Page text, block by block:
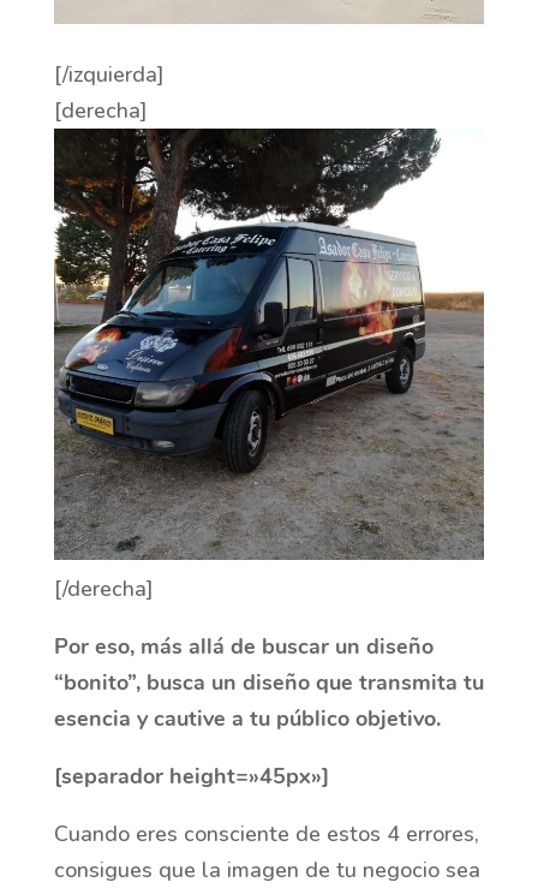
[/izquierda]
[derecha]
[/derecha]
Por eso, más allá de buscar un diseño
“bonito”, busca un diseño que transmita tu
esencia y cautive a tu público objetivo.
[separador height=»45px»]
Cuando eres consciente de estos 4 errores,
consigues que la imagen de tu negocio sea